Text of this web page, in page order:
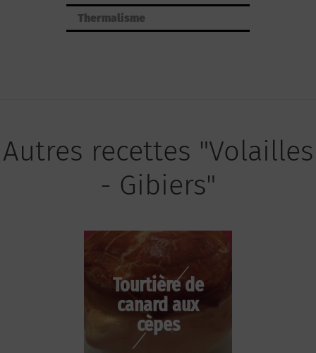
Thermalisme
Autres recettes "Volailles
- Gibiers"
Tourtière de
canard aux
cèpes